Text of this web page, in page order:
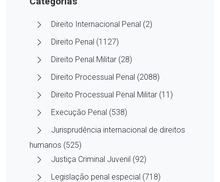
Direito Internacional Penal (2)
Direito Penal (1127)
Direito Penal Militar (28)
Direito Processual Penal (2088)
Direito Processual Penal Militar (11)
Execução Penal (538)
Jurisprudência internacional de direitos
humanos (525)
Justiça Criminal Juvenil (92)
Legislação penal especial (718)